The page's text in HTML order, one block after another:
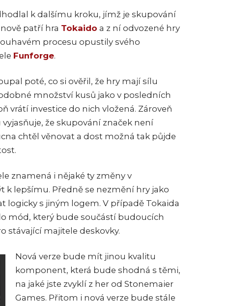
k dalšímu kroku, jímž je skupování
patří hra Tokaido a z ní odvozené hry
procesu opustily svého
Funforge.
poté, co si ověřil, že hry mají sílu
množství kusů jako v posledních
vrátí investice do nich vložená. Zároveň
že skupování značek není
chtěl věnovat a dost možná tak půjde
znamená i nějaké ty změny v
k lepšímu. Předně se nezmění hry jako
logicky s jiným logem. V případě Tokaida
mód, který bude součástí budoucích
stávající majitele deskovky.
Nová verze bude mít jinou kvalitu
komponent, která bude shodná s těmi,
na jaké jste zvyklí z her od Stonemaier
Games. Přitom i nová verze bude stále